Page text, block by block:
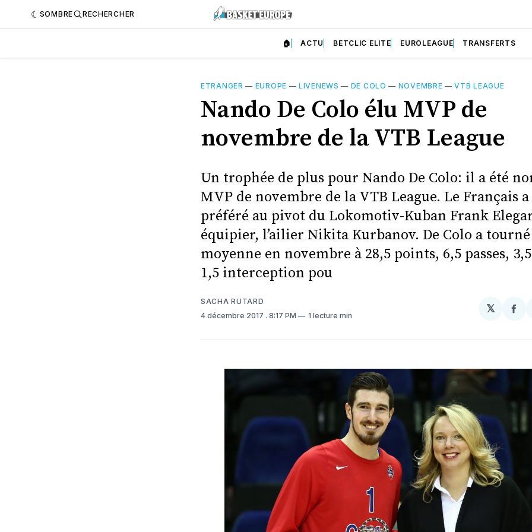
SOMBRE RECHERCHER
🏠 ACTU BETCLIC ELITE EUROLEAGUE TRANSFERTS
ETRANGER — EUROPE —LIVENEWS — DE COLO — NOVEMBRE —VTB LEAGUE
Nando De Colo élu MVP de
novembre de la VTB League
Un trophée de plus pour Nando De Colo: il a été
MVP de novembre de la VTB League. Le Français a
préféré au pivot du Lokomotiv-Kuban Frank
équipier, l’ailier Nikita Kurbanov. De Colo a
moyenne en novembre à 28,5 points, 6,5 passes,
1,5 interception pou
SACHA RUTARD
4 décembre 2017 . 8:17 PM 1 lecture min
𝕏